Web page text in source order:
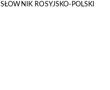
SŁOWNIK ROSYJSKO-POLSKI